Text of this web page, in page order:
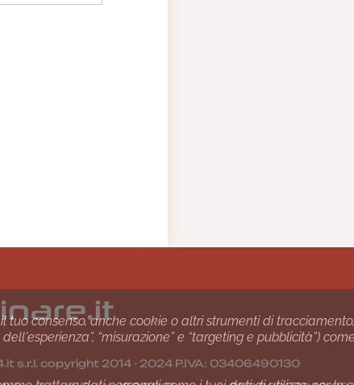
s.r.l. copyright 2014 - 2024 P.IVA: 03406490130
consenso, anche cookie o altri strumenti di
“misurazione” e “targeting e pubblicità”)